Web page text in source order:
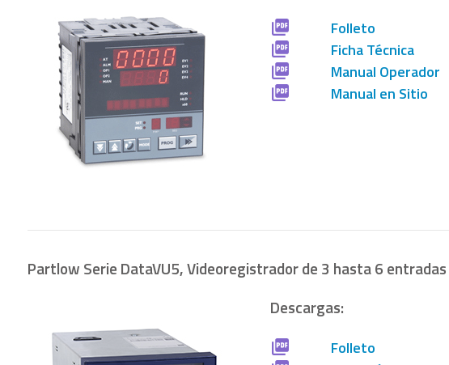
Folleto
Ficha Técnica
Manual Operador
Manual en Sitio
Partlow Serie DataVU5, Videoregistrador de 3 hasta 6 entradas
Descargas:
Folleto